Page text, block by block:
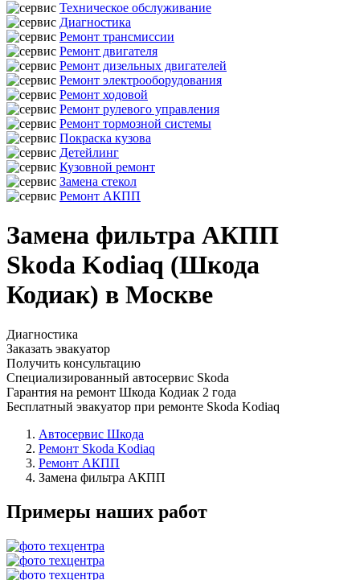
Техническое обслуживание
Диагностика
Ремонт трансмиссии
Ремонт двигателя
Ремонт дизельных двигателей
Ремонт электрооборудования
Ремонт ходовой
Ремонт рулевого управления
Ремонт тормозной системы
Покраска кузова
Детейлинг
Кузовной ремонт
Замена стекол
Ремонт АКПП
Замена фильтра АКПП
Skoda Kodiaq (Шкода
Кодиак) в Москве
Диагностика
Заказать эвакуатор
Получить консультацию
Специализированный автосервис Skoda
Гарантия на ремонт Шкода Кодиак 2 года
Бесплатный эвакуатор при ремонте Skoda Kodiaq
Автосервис Шкода
Ремонт Skoda Kodiaq
Ремонт АКПП
Замена фильтра АКПП
Примеры наших работ